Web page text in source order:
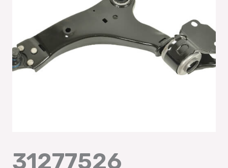
31277526